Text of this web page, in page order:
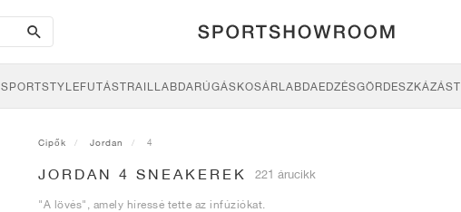
search-
btn
SPORTSTYLEFUTÁSTRAILLABDARÚGÁSKOSÁRLABDAEDZÉSGÖRDESZKÁZÁS
Cipők Jordan 4
JORDAN 4 SNEAKEREK 221 árucikk
"A lövés", amely híressé tette az infúziókat.